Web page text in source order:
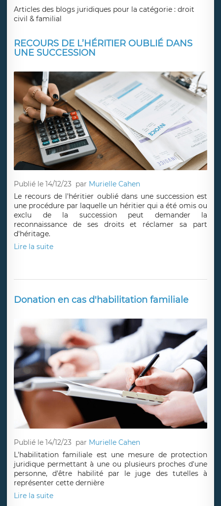
Articles des blogs juridiques pour la catégorie : droit
civil & familial
RECOURS DE L’HÉRITIER OUBLIÉ DANS
UNE SUCCESSION
Publié le 14/12/23 par Murielle Cahen
Le recours de l'héritier oublié dans une succession est
une procédure par laquelle un héritier qui a été omis ou
exclu de la succession peut demander la
reconnaissance de ses droits et réclamer sa part
d'héritage.
Lire la suite
Donation en cas d'habilitation familiale
Publié le 14/12/23 par Murielle Cahen
L'habilitation familiale est une mesure de protection
juridique permettant à une ou plusieurs proches d'une
personne, d'être habilité par le juge des tutelles à
représenter cette dernière
Lire la suite